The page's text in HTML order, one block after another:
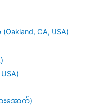
CA, USA)
းအောက်)